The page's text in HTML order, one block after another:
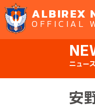
ALBIREX
OFFICIAL
ニュース
安